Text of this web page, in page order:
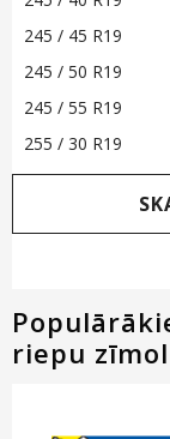
245 / 45 R19
245 / 50 R19
245 / 55 R19
255 / 30 R19
riepu